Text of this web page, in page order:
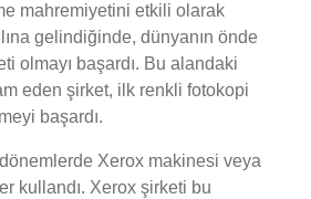
mahremiyetini etkili olarak
gelindiğinde, dünyanın önde
olmayı başardı. Bu alandaki
eden şirket, ilk renkli fotokopi
başardı.
Xerox makinesi veya
kullandı. Xerox şirketi bu